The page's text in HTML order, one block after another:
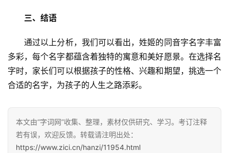
组
反
义
三、结语
通过以上分析，我们可以看出，姓姬的同音字名字丰富
多彩，每个名字都蕴含着独特的寓意和美好愿景。在选择名
字时，家长们可以根据孩子的性格、兴趣和期望，挑选一个
合适的名字，为孩子的人生之路添彩。
本文由“字词网”收集、整理，素材仅供研究、学习。考订注释
若有误，欢迎反馈。转载请注明出处：
https://www.zici.cn/hanzi/11954.html